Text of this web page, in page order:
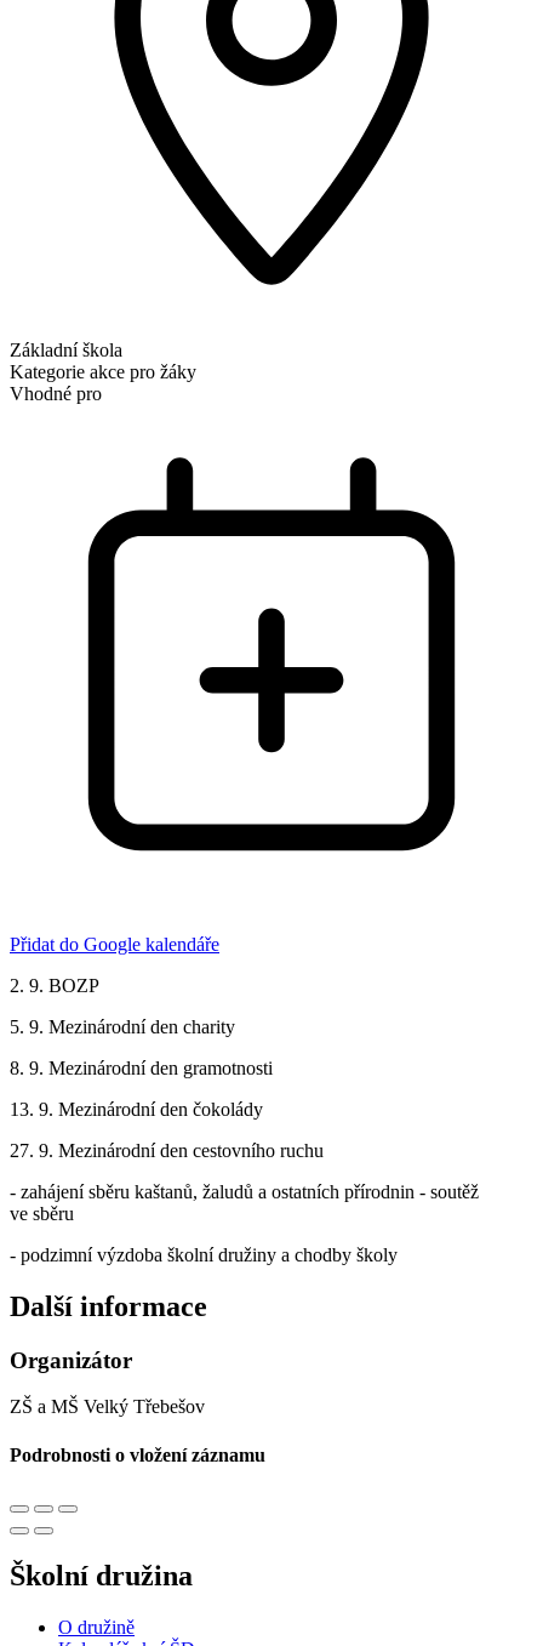
Základní škola
Kategorie akce pro žáky
Vhodné pro
Přidat do Google kalendáře
2. 9. BOZP
5. 9. Mezinárodní den charity
8. 9. Mezinárodní den gramotnosti
13. 9. Mezinárodní den čokolády
27. 9. Mezinárodní den cestovního ruchu
- zahájení sběru kaštanů, žaludů a ostatních přírodnin - soutěž
ve sběru
- podzimní výzdoba školní družiny a chodby školy
Další informace
Organizátor
ZŠ a MŠ Velký Třebešov
Podrobnosti o vložení záznamu
Školní družina
O družině